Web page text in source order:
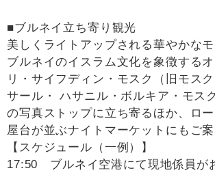
■ブルネイ立ち寄り観光
美しくライトアップされる華やかなモ
ブルネイのイスラム文化を象徴する
リ・サイフディン・モスク（旧モス
サール・ ハサニル・ボルキア・モス
の写真ストップに立ち寄るほか、ロ
屋台が並ぶナイトマーケットにもご
【スケジュール（一例）】
17:50 ブルネイ空港にて現地係員が